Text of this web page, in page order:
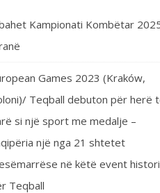
Kampionati Kombëtar
Games 2023 (Kraków,
Teqball debuton për herë
si një sport me medalje –
një nga 21 shtetet
në këtë event
Teqball